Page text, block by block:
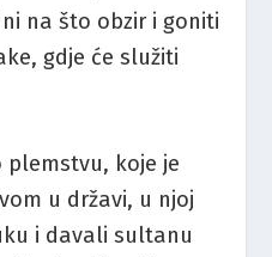
na što obzir i goniti
gdje će služiti
koje je
u državi, u njoj
i davali sultanu